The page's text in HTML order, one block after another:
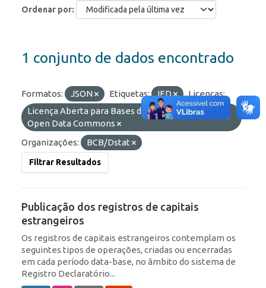
Ordenar por
1 conjunto de dados encontrado
Formatos: JSON Etiquetas: IED
Licenças:
Licença Aberta para Bases de Dados (ODbL) do
Open Data Commons
Organizações:
BCB/Dstat
Filtrar Resultados
Publicação dos registros de capitais
estrangeiros
Os registros de capitais estrangeiros contemplam os
seguintes tipos de operações, criadas ou encerradas
em cada período data-base, no âmbito do sistema de
Registro Declaratório...